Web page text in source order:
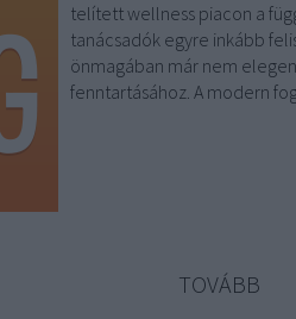
telített wellness piacon a
tanácsadók egyre inkább
önmagában már nem
fenntartásához. A modern
TOVÁBB